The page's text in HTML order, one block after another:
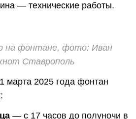
— технические работы.
на фонтане, фото: Иван
Ставрополь
марта 2025 года фонтан
— с 17 часов до полуночи в